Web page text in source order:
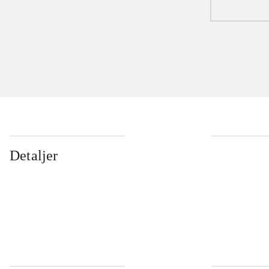
Detaljer